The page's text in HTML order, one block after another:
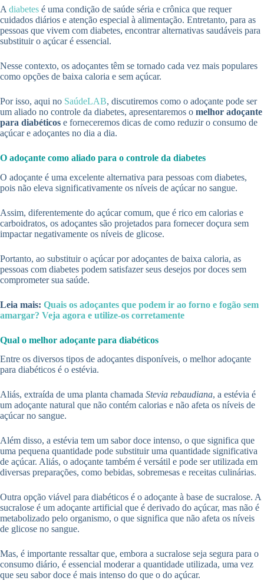
A diabetes é uma condição de saúde séria e crônica que requer
cuidados diários e atenção especial à alimentação. Entretanto, para as
pessoas que vivem com diabetes, encontrar alternativas saudáveis para
substituir o açúcar é essencial.
Nesse contexto, os adoçantes têm se tornado cada vez mais populares
como opções de baixa caloria e sem açúcar.
Por isso, aqui no SaúdeLAB, discutiremos como o adoçante pode ser
um aliado no controle da diabetes, apresentaremos o melhor adoçante
para diabéticos e forneceremos dicas de como reduzir o consumo de
açúcar e adoçantes no dia a dia.
O adoçante como aliado para o controle da diabetes
O adoçante é uma excelente alternativa para pessoas com diabetes,
pois não eleva significativamente os níveis de açúcar no sangue.
Assim, diferentemente do açúcar comum, que é rico em calorias e
carboidratos, os adoçantes são projetados para fornecer doçura sem
impactar negativamente os níveis de glicose.
Portanto, ao substituir o açúcar por adoçantes de baixa caloria, as
pessoas com diabetes podem satisfazer seus desejos por doces sem
comprometer sua saúde.
Leia mais: Quais os adoçantes que podem ir ao forno e fogão sem
amargar? Veja agora e utilize-os corretamente
Qual o melhor adoçante para diabéticos
Entre os diversos tipos de adoçantes disponíveis, o melhor adoçante
para diabéticos é o estévia.
Aliás, extraída de uma planta chamada Stevia rebaudiana, a estévia é
um adoçante natural que não contém calorias e não afeta os níveis de
açúcar no sangue.
Além disso, a estévia tem um sabor doce intenso, o que significa que
uma pequena quantidade pode substituir uma quantidade significativa
de açúcar. Aliás, o adoçante também é versátil e pode ser utilizada em
diversas preparações, como bebidas, sobremesas e receitas culinárias.
Outra opção viável para diabéticos é o adoçante à base de sucralose. A
sucralose é um adoçante artificial que é derivado do açúcar, mas não é
metabolizado pelo organismo, o que significa que não afeta os níveis
de glicose no sangue.
Mas, é importante ressaltar que, embora a sucralose seja segura para o
consumo diário, é essencial moderar a quantidade utilizada, uma vez
que seu sabor doce é mais intenso do que o do açúcar.